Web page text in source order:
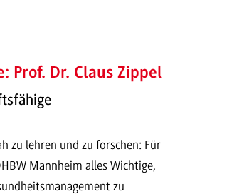
Prof. Dr. Claus Zippel
zu lehren und zu forschen: Für
Mannheim alles Wichtige,
zu